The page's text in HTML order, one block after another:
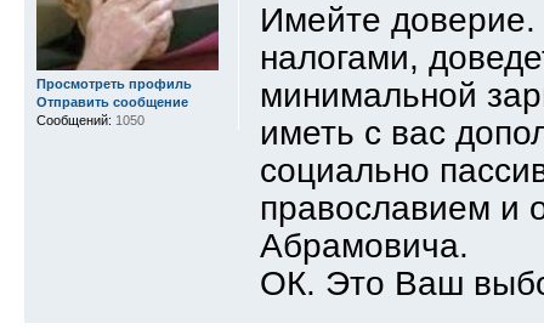
Имейте доверие.
налогами,
минимальной
иметь с вас
социально
православием и
Абрамовича.
ОК. Это Ваш
Просмотреть профиль
Отправить сообщение
Сообщений: 1050